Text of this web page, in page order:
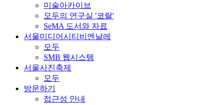
미술아카이브
모두의 연구실 '코랄'
SeMA 도서와 자료
서울미디어시티비엔날레
모두
SMB 웹시스템
서울사진축제
모두
방문하기
접근성 안내